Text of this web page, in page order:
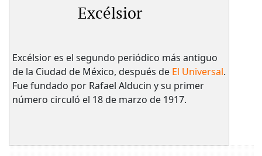
Excélsior
Excélsior es el segundo periódico más antiguo
de la Ciudad de México, después de El Universal.
Fue fundado por Rafael Alducin y su primer
número circuló el 18 de marzo de 1917.